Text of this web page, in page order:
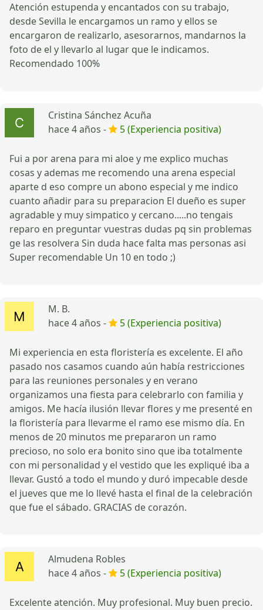
Atención estupenda y encantados con su trabajo,
desde Sevilla le encargamos un ramo y ellos se
encargaron de realizarlo, asesorarnos, mandarnos la
foto de el y llevarlo al lugar que le indicamos.
Recomendado 100%
Cristina Sánchez Acuña
hace 4 años -
5 (Experiencia positiva)
Fui a por arena para mi aloe y me explico muchas
cosas y ademas me recomendo una arena especial
aparte d eso compre un abono especial y me indico
cuanto añadir para su preparacion El dueño es super
agradable y muy simpatico y cercano.....no tengais
reparo en preguntar vuestras dudas pq sin problemas
ge las resolvera Sin duda hace falta mas personas asi
Super recomendable Un 10 en todo ;)
M. B.
hace 4 años -
5 (Experiencia positiva)
Mi experiencia en esta floristería es excelente. El año
pasado nos casamos cuando aún había restricciones
para las reuniones personales y en verano
organizamos una fiesta para celebrarlo con familia y
amigos. Me hacía ilusión llevar flores y me presenté en
la floristería para llevarme el ramo ese mismo día. En
menos de 20 minutos me prepararon un ramo
precioso, no solo era bonito sino que iba totalmente
con mi personalidad y el vestido que les expliqué iba a
llevar. Gustó a todo el mundo y duró impecable desde
el jueves que me lo llevé hasta el final de la celebración
que fue el sábado. GRACIAS de corazón.
Almudena Robles
hace 4 años -
5 (Experiencia positiva)
Excelente atención. Muy profesional. Muy buen precio.